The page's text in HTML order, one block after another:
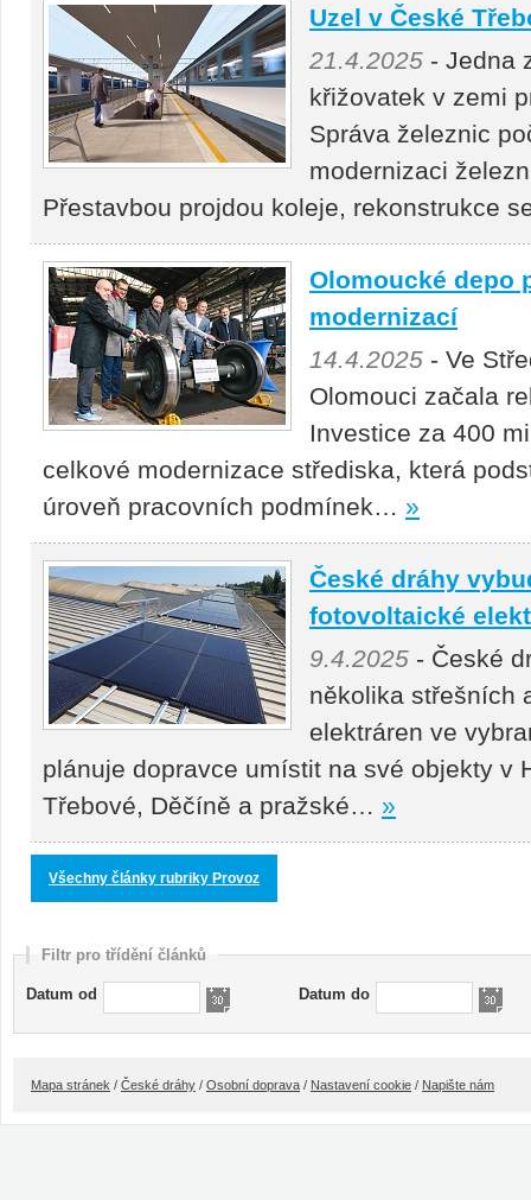
Uzel v České
21.4.2025 - Jedna
křižovatek v zemi
Správa železnic
modernizaci
Přestavbou projdou koleje, rekonstrukce
Olomoucké depo
modernizací
14.4.2025 - Ve
Olomouci začala
Investice za 400
celkové modernizace střediska, která
úroveň pracovních podmínek… »
České dráhy
fotovoltaické
9.4.2025 - České
několika střešních
elektráren ve
plánuje dopravce umístit na své objekty v
Třebové, Děčíně a pražské… »
Všechny články rubriky Provoz
Filtr pro třídění článků
Datum od Datum do
Mapa stránek / České dráhy / Osobní doprava / Nastavení cookie / Napište nám